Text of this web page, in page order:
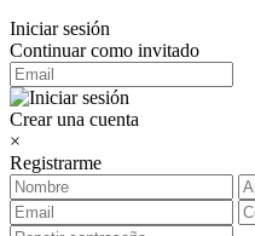
Iniciar sesión
Continuar como invitado
Crear una cuenta
×
Registrarme